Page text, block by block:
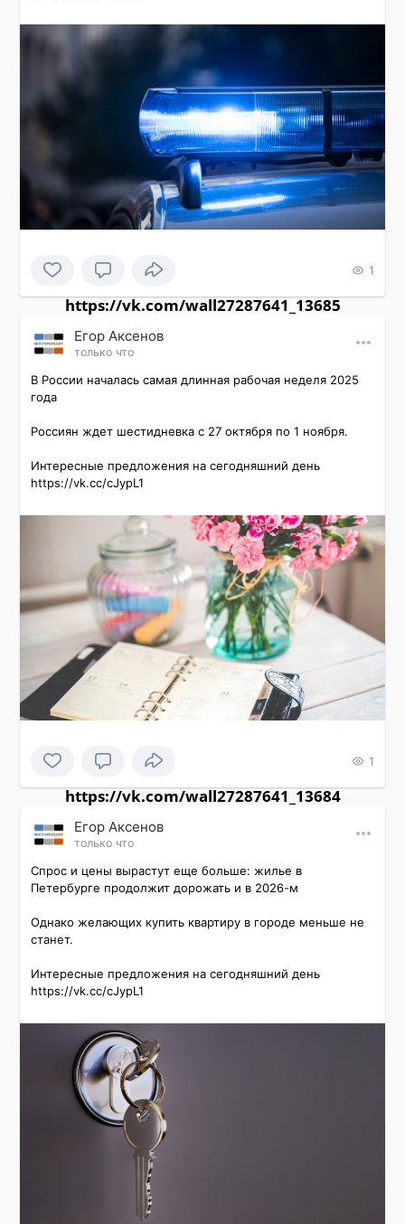
1
https://vk.com/wall27287641_13685
Εгор Αксенов
только что
В России началась самая длинная рабочая неделя 2025
года
Россиян ждет шестидневка с 27 октября по 1 ноября.
Интересные предложения на сегодняшний день
https://vk.cc/cJypL1
1
https://vk.com/wall27287641_13684
Εгор Αксенов
только что
Спрос и цены вырастут еще больше: жилье в
Петербурге продолжит дорожать и в 2026-м
Однако желающих купить квартиру в городе меньше не
станет.
Интересные предложения на сегодняшний день
https://vk.cc/cJypL1